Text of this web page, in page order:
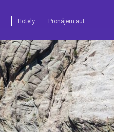
Hotely Pronájem aut